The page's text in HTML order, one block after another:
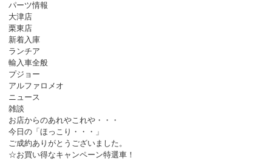
パーツ情報
大津店
栗東店
新着入庫
ランチア
輸入車全般
プジョー
アルファロメオ
ニュース
雑談
お店からのあれやこれや・・・
今日の「ほっこり・・・」
ご成約ありがとうございました。
☆お買い得なキャンペーン特選車！